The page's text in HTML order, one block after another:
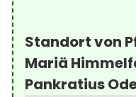
Standort von
Mariä
Pankratius